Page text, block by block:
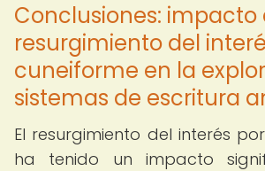
Conclusiones: impacto
resurgimiento del
cuneiforme en la
sistemas de escritura
El resurgimiento del interés
ha tenido un impacto